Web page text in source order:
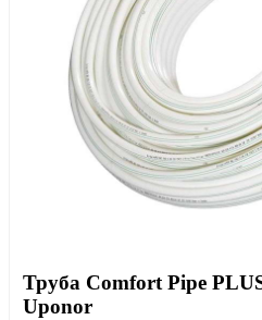
Труба Comfort Pipe
Uponor